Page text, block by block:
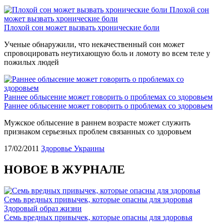
Плохой сон
может вызвать хронические боли
Плохой сон может вызвать хронические боли
Ученые обнаружили, что некачественный сон может
спровоцировать неутихающую боль и ломоту во всем теле у
пожилых людей
Раннее облысение может говорить о проблемах со здоровьем
Раннее облысение может говорить о проблемах со здоровьем
Мужское облысение в раннем возрасте может служить
признаком серьезных проблем связанных со здоровьем
17/02/2011 Здоровье Украины
НОВОЕ В ЖУРНАЛЕ
Семь вредных привычек, которые опасны для здоровья
Здоровый образ жизни
Семь вредных привычек, которые опасны для здоровья